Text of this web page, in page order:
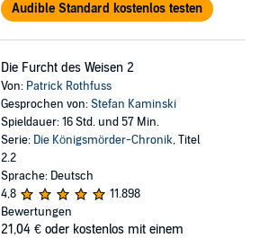
Audible Standard kostenlos testen
Die Furcht des Weisen 2
Von: Patrick Rothfuss
Gesprochen von:Stefan Kaminski
Spieldauer: 16 Std. und 57 Min.
Serie: Die Königsmörder-Chronik, Titel
2.2
Sprache: Deutsch
4,8
11.898
Bewertungen
21,04 € oder kostenlos mit einem